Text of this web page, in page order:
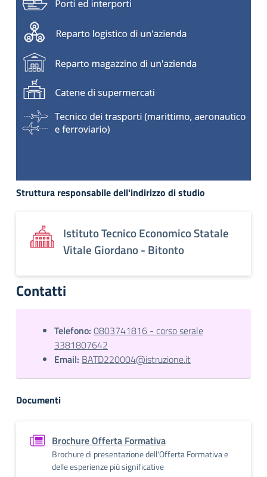
Struttura responsabile dell'indirizzo di studio
Istituto Tecnico Economico Statale
Vitale Giordano - Bitonto
Contatti
Telefono: 0803741816 - corso serale
3381807642
Email: BATD220004@istruzione.it
Documenti
Brochure Offerta Formativa
Brochure di presentazione dell'Offerta Formativa e
delle esperienze più significative